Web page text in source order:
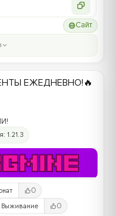
Сайт
ЕЖЕДНЕВНО!🔥
1.21.3
0
Выживание 0